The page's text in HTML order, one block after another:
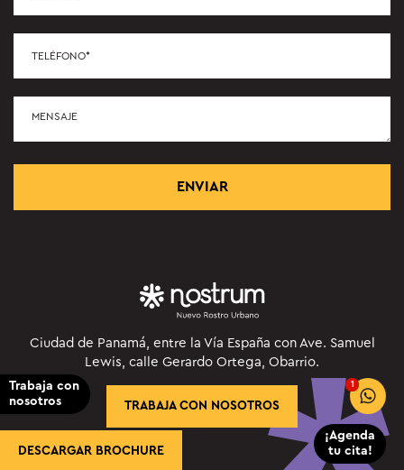
Ciudad de Panamá, entre la Vía España con Ave. Samuel
Lewis, calle Gerardo Ortega, Obarrio.
TRABAJA CON NOSOTROS
DESCARGAR BROCHURE
¡Agenda
tu cita!
Trabaja con
nosotros
1